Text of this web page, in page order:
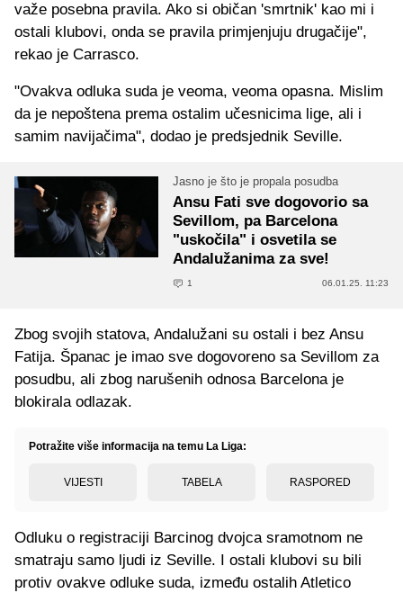
važe posebna pravila. Ako si običan 'smrtnik' kao mi i
ostali klubovi, onda se pravila primjenjuju drugačije",
rekao je Carrasco.
"Ovakva odluka suda je veoma, veoma opasna. Mislim
da je nepoštena prema ostalim učesnicima lige, ali i
samim navijačima", dodao je predsjednik Seville.
Jasno je što je propala posudba
Ansu Fati sve dogovorio sa
Sevillom, pa Barcelona
"uskočila" i osvetila se
Andalužanima za sve!
1 06.01.25. 11:23
Zbog svojih statova, Andalužani su ostali i bez Ansu
Fatija. Španac je imao sve dogovoreno sa Sevillom za
posudbu, ali zbog narušenih odnosa Barcelona je
blokirala odlazak.
Potražite više informacija na temu La Liga:
VIJESTI TABELA RASPORED
Odluku o registraciji Barcinog dvojca sramotnom ne
smatraju samo ljudi iz Seville. I ostali klubovi su bili
protiv ovakve odluke suda, između ostalih Atletico